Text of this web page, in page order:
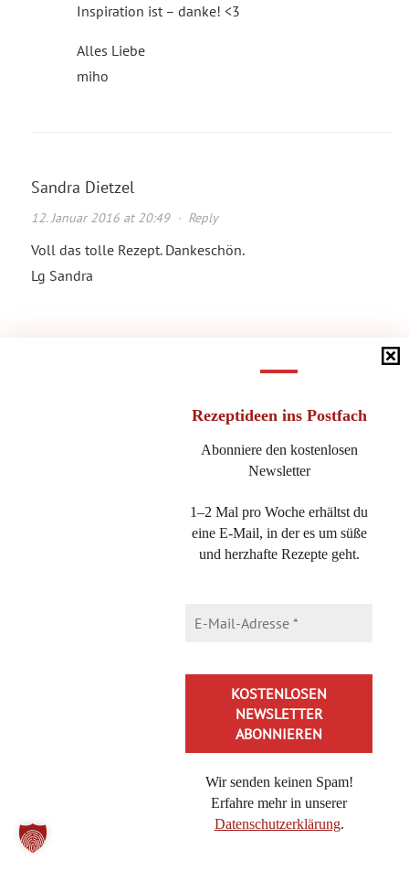
Rezeptideen ins Postfach
Abonniere den kostenlosen
Newsletter
1–2 Mal pro Woche erhältst du
eine E-Mail, in der es um süße
und herzhafte Rezepte geht.
Wir senden keinen Spam!
Erfahre mehr in unserer
Datenschutzerklärung.
Inspiration ist – danke! <3
Alles Liebe
miho
Sandra Dietzel
12. Januar 2016 at 20:49· Reply
Voll das tolle Rezept. Dankeschön.
Lg Sandra
Reply
Ohooo… Da ich gerade irgendwie kein Fleisch mehr sehen
kann, kommt mir dieses Gericht gerade recht :D Das werde
auch meiner Kleinen, die Blumenkohl nicht so gerne mag.
Silvia